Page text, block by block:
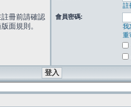
冊前請確認
面規則。
註
會員密碼:
我
重